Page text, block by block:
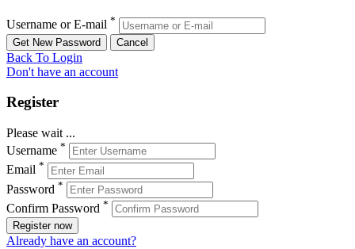
Username or E-mail *
Back To Login
Don't have an account
Register
Please wait ...
Username *
Email *
Password *
Confirm Password *
Register now
Already have an account?